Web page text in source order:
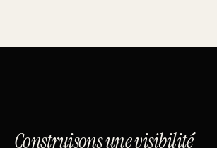
Construisons une visibilité